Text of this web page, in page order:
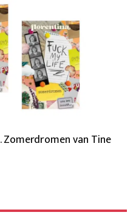
Zomerdromen van Tine